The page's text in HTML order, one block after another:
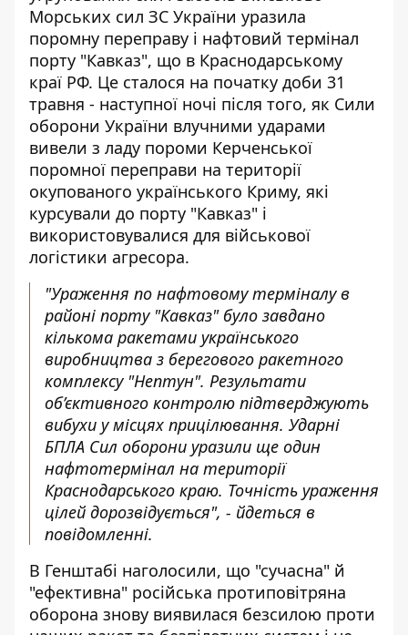
Морських сил ЗС України уразила
поромну переправу і нафтовий термінал
порту "Кавказ", що в Краснодарському
краї РФ. Це сталося на початку доби 31
травня - наступної ночі після того, як Сили
оборони України влучними ударами
вивели з ладу пороми Керченської
поромної переправи на території
окупованого українського Криму, які
курсували до порту "Кавказ" і
використовувалися для військової
логістики агресора.
"Ураження по нафтовому терміналу в
районі порту "Кавказ" було завдано
кількома ракетами українського
виробництва з берегового ракетного
комплексу "Нептун". Результати
об’єктивного контролю підтверджують
вибухи у місцях прицілювання. Ударні
БПЛА Сил оборони уразили ще один
нафтотермінал на території
Краснодарського краю. Точність ураження
цілей дорозвідується", - йдеться в
повідомленні.
В Генштабі наголосили, що "сучасна" й
"ефективна" російська протиповітряна
оборона знову виявилася безсилою проти